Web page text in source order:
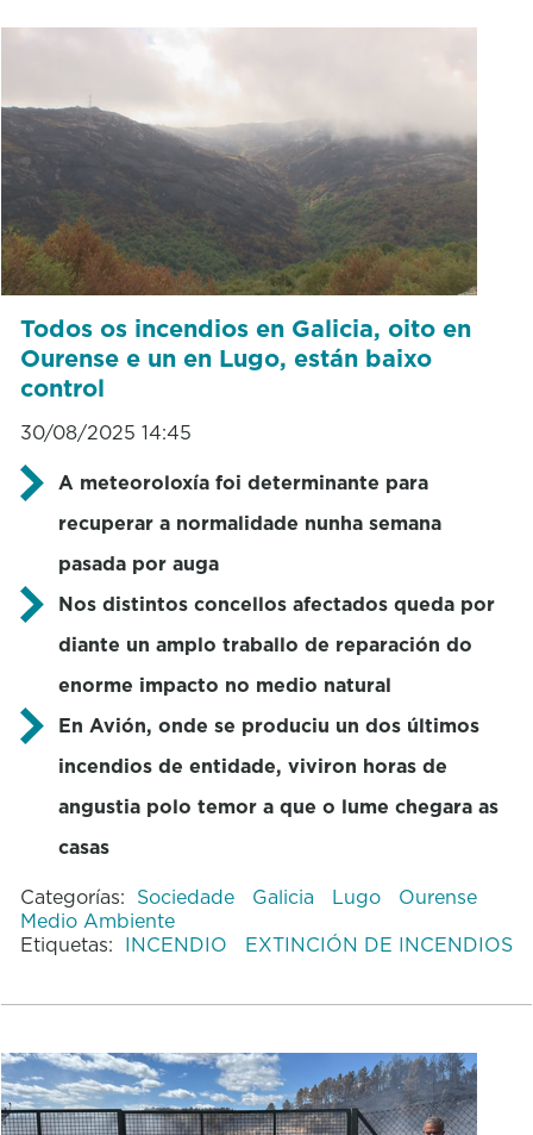
Todos os incendios en Galicia, oito en
Ourense e un en Lugo, están baixo
control
30/08/2025 14:45
A meteoroloxía foi determinante para
recuperar a normalidade nunha semana
pasada por auga
Nos distintos concellos afectados queda por
diante un amplo traballo de reparación do
enorme impacto no medio natural
En Avión, onde se produciu un dos últimos
incendios de entidade, viviron horas de
angustia polo temor a que o lume chegara as
casas
Categorías: Sociedade Galicia Lugo
Ourense
Medio Ambiente
Etiquetas: INCENDIO EXTINCIÓN DE INCENDIOS